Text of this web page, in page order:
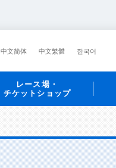
中文简体 中文繁體 한국어
レース場・
チケットショップ